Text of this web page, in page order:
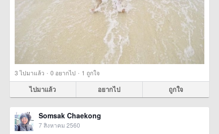
3ไปมาแล้ว · 0 อยากไป · 1 ถูกใจ
ไปมาแล้ว อยากไป ถูกใจ
Somsak Chaekong
7 สิงหาคม 2560